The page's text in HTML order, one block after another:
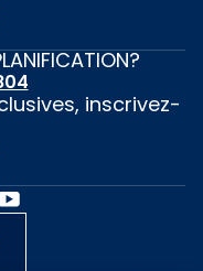
inscrivez-